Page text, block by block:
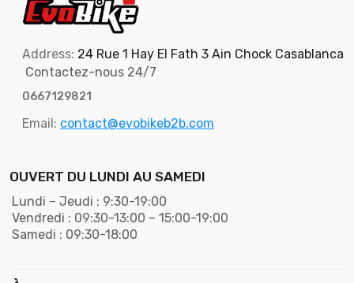
Address: 24 Rue 1 Hay El Fath 3 Ain Chock Casablanca
Contactez-nous 24/7
0667129821
Email: contact@evobikeb2b.com
OUVERT DU LUNDI AU SAMEDI
Lundi – Jeudi : 9:30-19:00
Vendredi : 09:30-13:00 – 15:00-19:00
Samedi : 09:30-18:00